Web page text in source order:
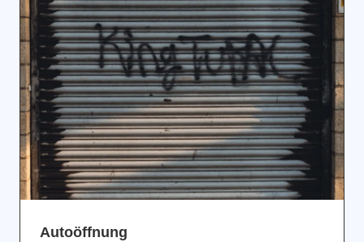
Аutoöffnung